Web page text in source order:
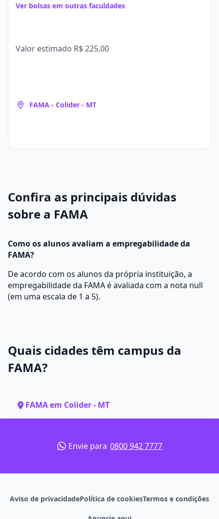
Ver bolsas em outras faculdades
Valor estimado R$ 225,00
FAMA - Colider - MT
Confira as principais dúvidas
sobre a FAMA
Como os alunos avaliam a empregabilidade da
FAMA?
De acordo com os alunos da própria instituição, a
empregabilidade da FAMA é avaliada com a nota null
(em uma escala de 1 a 5).
Quais cidades têm campus da
FAMA?
FAMA em Colider - MT
Envie para 0800 942 7777
Aviso de privacidadePolítica de cookiesTermos e condições